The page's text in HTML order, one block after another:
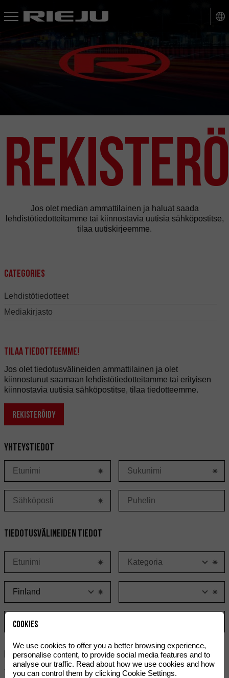
to
Jos olet median ammattilainen ja haluat saada
lehdistötiedotteitamme tai kiinnostavia uutisia sähköpostitse,
tilaa uutiskirjeemme.
Categories
Lehdistötiedotteet
Mediakirjasto
Tilaa tiedotteemme!
Jos olet tiedotusvälineiden ammattilainen ja olet
kiinnostunut saamaan lehdistötiedotteitamme tai erityisen
kiinnostavia uutisia sähköpostitse, tilaa tiedotteemme.
REKISTERÖIDY
Yhteystiedot
Tiedotusvälineiden tiedot
Postitus
Tiedot, jotka haluat saada sähköpostitse.:
Cookies
We use cookies to offer you a better browsing experience,
personalise content, to provide social media features and to
analyse our traffic. Read about how we use cookies and how
you can control them by clicking Cookie Settings.